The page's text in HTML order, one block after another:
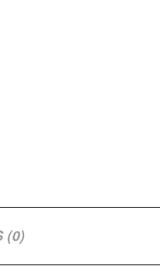
(0)